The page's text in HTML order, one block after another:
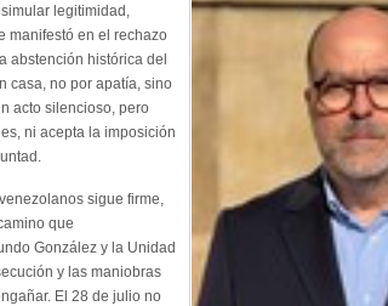
legitimidad,
en el rechazo
abstención histórica del
casa, no por apatía, sino
acto silencioso, pero
ni acepta la imposición
sigue firme,
que
González y la Unidad
y las maniobras
El 28 de julio no